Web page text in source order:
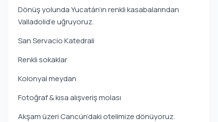
Dönüş yolunda Yucatán’ın renkli kasabalarından
Valladolid’e uğruyoruz.
San Servacio Katedrali
Renkli sokaklar
Kolonyal meydan
Fotoğraf & kısa alışveriş molası
Akşam üzeri Cancún’daki otelimize dönüyoruz.